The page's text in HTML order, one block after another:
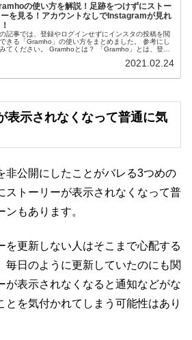
の使い方を解説！足跡をつけずにストー
ーを見る！アカウントなしでInstagramが見れ
記事では、登録やログインせずにインスタの投稿を閲
きる「Gramho」の使い方をまとめました。 参考にし
てください。 Gramhoとは？ 「Gramho」とは、登録
...
2021.02.24
表示されなくなって普通に気
非公開にしたことがバレる3つめの
ストーリーが表示されなくなって普
もあります。
を更新しない人はそこまで心配する
毎日のように更新していたのにも関
が表示されなくなると通知などがな
とを気付かれてしまう可能性はあり